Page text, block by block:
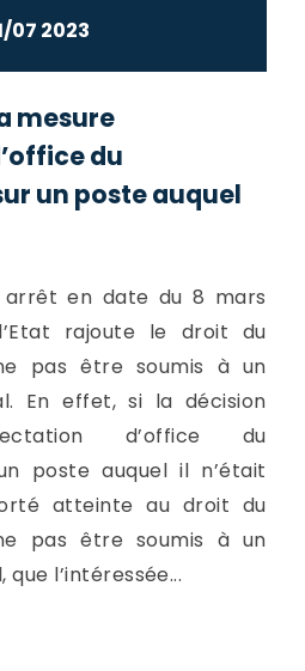
07 2023
mesure
du
un poste auquel
arrêt en date du 8 mars
rajoute le droit du
pas être soumis à un
En effet, si la décision
d’office du
poste auquel il n’était
atteinte au droit du
pas être soumis à un
l’intéressée...